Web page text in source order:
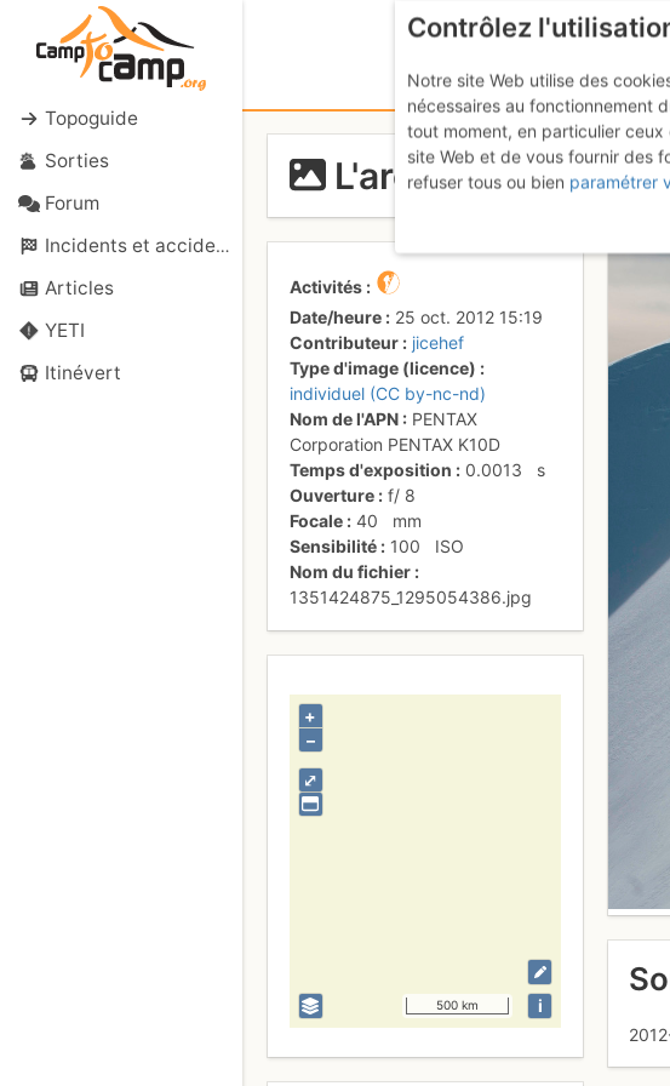
Topoguide
Sorties
Forum
Incidents et accidents
Articles
YETI
Itinévert
L'arête montant
Activités
Date/heure
25 oct. 2012 15:19
Contributeur
jicehef
Type d'image (licence)
individuel (CC by-nc-nd)
Nom de l'APN
PENTAX
Corporation PENTAX K10D
Temps d'exposition
0.0013
s
Ouverture
f/8
Focale
40
mm
Sensibilité
100
ISO
Nom du fichier
1351424875_1295054386.jpg
⤢
+
–
500 km i
Contrôlez
Notre site Web utilise des
nécessaires au fonctionnement
tout moment, en particulier
site Web et de vous fournir des
refuser tous ou bien paramétrer